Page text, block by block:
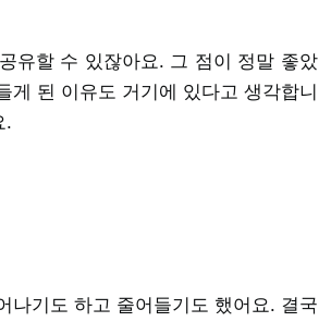
유할 수 있잖아요. 그 점이 정말 좋았
게 된 이유도 거기에 있다고 생각합니
.
나기도 하고 줄어들기도 했어요. 결국